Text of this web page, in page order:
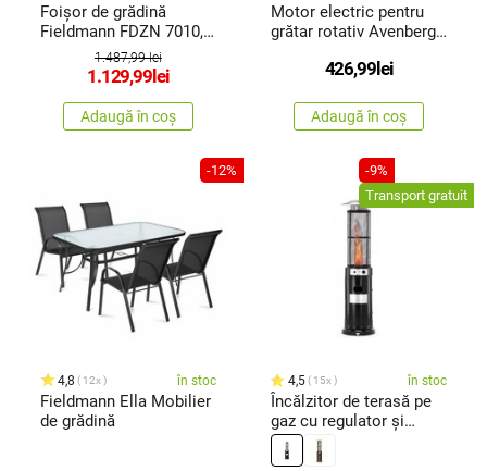
Foișor de grădină
Fieldmann FDZN 7010, 3
1.487,99 lei
1.129,99 lei
Adaugă în coș
Motor electric pentru
grătar rotativ Avenberg
426,99 lei
Adaugă în coș
-12%
4,8 12x în stoc
Fieldmann Ella Mobilier
de grădină
-9%
Transport gratuit
4,5 15x în stoc
Încălzitor de terasă pe
gaz cu regulator și
manșon de protecție 1,8
m, negru